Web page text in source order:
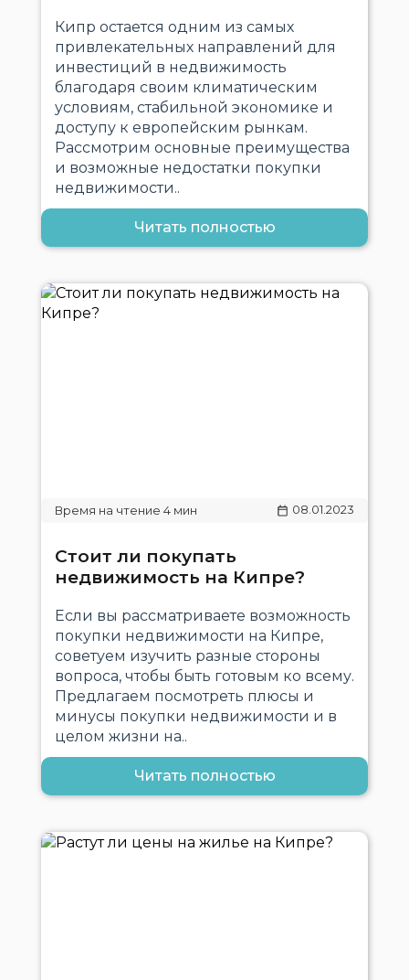
Кипр остается одним из самых
привлекательных направлений для
инвестиций в недвижимость
благодаря своим климатическим
условиям, стабильной экономике и
доступу к европейским рынкам.
Рассмотрим основные преимущества
и возможные недостатки покупки
недвижимости..
Читать полностью
08.01.2023
Стоит ли покупать
недвижимость на Кипре?
Если вы рассматриваете возможность
покупки недвижимости на Кипре,
советуем изучить разные стороны
вопроса, чтобы быть готовым ко всему.
Предлагаем посмотреть плюсы и
минусы покупки недвижимости и в
целом жизни на..
Читать полностью